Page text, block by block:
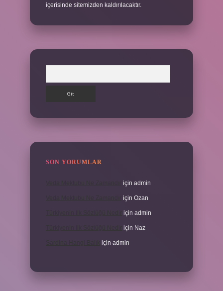
içerisinde sitemizden kaldırılacaktır.
SON YORUMLAR
için admin
için Ozan
için admin
için Naz
için admin